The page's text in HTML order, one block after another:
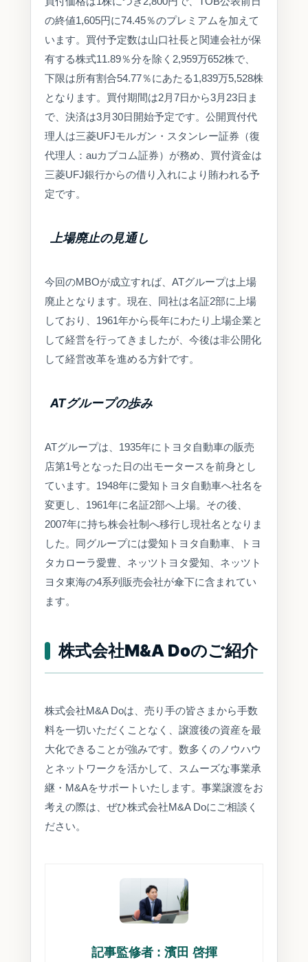
の終値1,605円に74.45％のプレミアムを加えて
います。買付予定数は山口社長と関連会社が保
有する株式11.89％分を除く2,959万652株で、
下限は所有割合54.77％にあたる1,839万5,528株
となります。買付期間は2月7日から3月23日ま
で、決済は3月30日開始予定です。公開買付代
理人は三菱UFJモルガン・スタンレー証券（復
代理人：auカブコム証券）が務め、買付資金は
三菱UFJ銀行からの借り入れにより賄われる予
定です。
上場廃止の見通し
今回のMBOが成立すれば、ATグループは上場
廃止となります。現在、同社は名証2部に上場
しており、1961年から長年にわたり上場企業と
して経営を行ってきましたが、今後は非公開化
して経営改革を進める方針です。
ATグループの歩み
ATグループは、1935年にトヨタ自動車の販売
店第1号となった日の出モータースを前身とし
ています。1948年に愛知トヨタ自動車へ社名を
変更し、1961年に名証2部へ上場。その後、
2007年に持ち株会社制へ移行し現社名となりま
した。同グループには愛知トヨタ自動車、トヨ
タカローラ愛豊、ネッツトヨタ愛知、ネッツト
ヨタ東海の4系列販売会社が傘下に含まれてい
ます。
株式会社M&A Doのご紹介
株式会社M&A Doは、売り手の皆さまから手数
料を一切いただくことなく、譲渡後の資産を最
大化できることが強みです。数多くのノウハウ
とネットワークを活かして、スムーズな事業承
継・M&Aをサポートいたします。事業譲渡をお
考えの際は、ぜひ株式会社M&A Doにご相談く
ださい。
記事監修者 : 濱田 啓揮